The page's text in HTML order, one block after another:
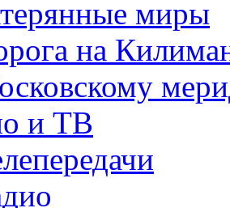
миры
на
и ТВ